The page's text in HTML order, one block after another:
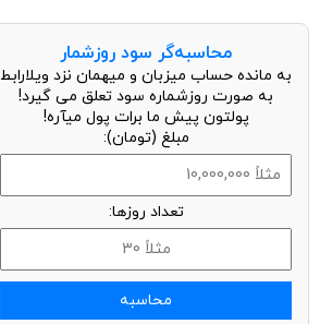
محاسبه‌گر سود روزشمار
به مانده حساب میزبان و میهمان نزد ویلارابط
به صورت روزشماره سود تعلق می گیرد!
پولتون پیش ما برات پول میآره!
مبلغ (تومان):
تعداد روزها:
محاسبه